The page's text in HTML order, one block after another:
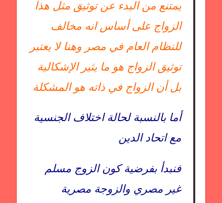
يمتنع من البدء عن توثيق مثل هذا
الزواج على أساس انه مخالف
للنظام العام في مصر وهنا لا يعتبر
توثيق الزواج هو ما يثير الإشكالية
بل أن الزواج في ذاته هو المشكلة
أما بالنسبة لحالة اختلاف الجنسية
مع اتحاد الدين
فنبدأ بفرضية كون الزوج مسلم
غير مصري والزوجة مصرية